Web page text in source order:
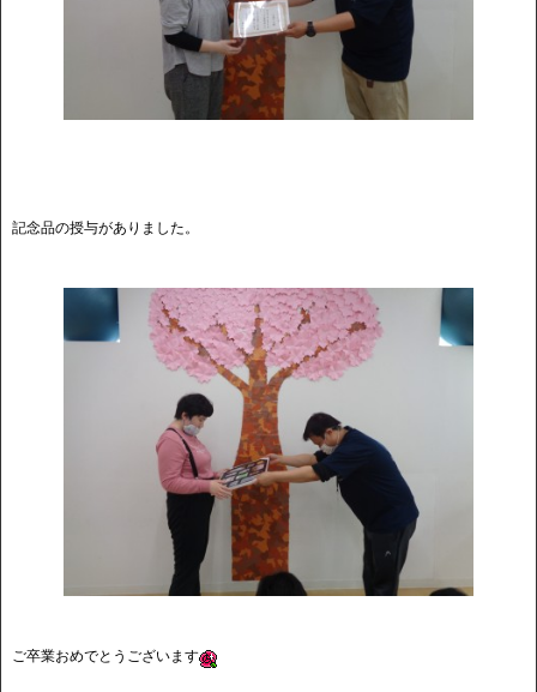
記念品の授与がありました。
ご卒業おめでとうございます